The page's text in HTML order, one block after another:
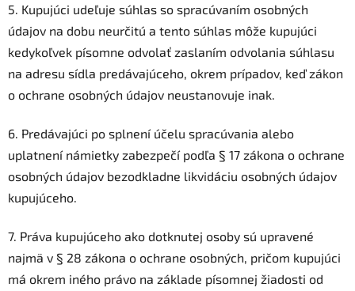
5. Kupujúci udeľuje súhlas so spracúvaním osobných
údajov na dobu neurčitú a tento súhlas môže kupujúci
kedykoľvek písomne odvolať zaslaním odvolania súhlasu
na adresu sídla predávajúceho, okrem prípadov, keď zákon
o ochrane osobných údajov neustanovuje inak.
6. Predávajúci po splnení účelu spracúvania alebo
uplatnení námietky zabezpečí podľa § 17 zákona o ochrane
osobných údajov bezodkladne likvidáciu osobných údajov
kupujúceho.
7. Práva kupujúceho ako dotknutej osoby sú upravené
najmä v § 28 zákona o ochrane osobných, pričom kupujúci
má okrem iného právo na základe písomnej žiadosti od